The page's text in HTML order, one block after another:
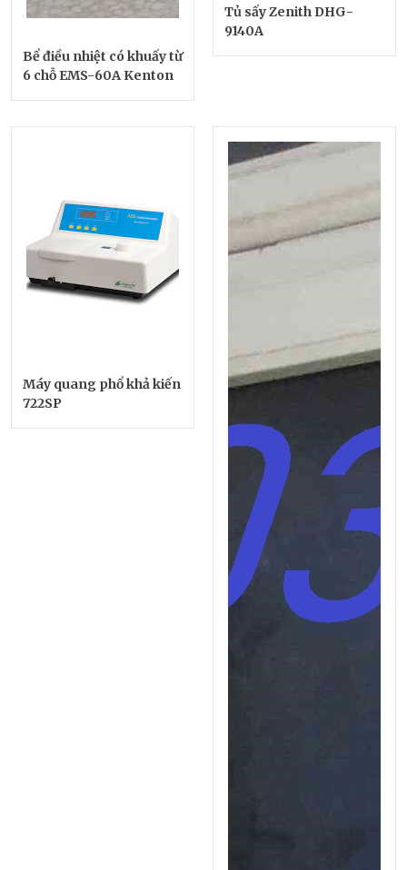
Bể điều nhiệt có khuấy từ
6 chỗ EMS-60A Kenton
Tủ sấy Zenith DHG-
9140A
Máy quang phổ khả kiến
722SP